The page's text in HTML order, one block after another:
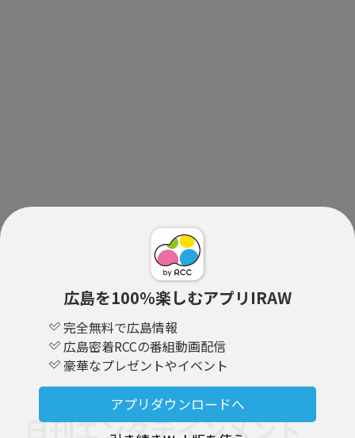
広島を100％楽しむアプリIRAW
完全無料で広島情報
広島密着RCCの番組動画配信
豪華なプレゼントやイベント
アプリダウンロードへ
日刊エンタテインメント